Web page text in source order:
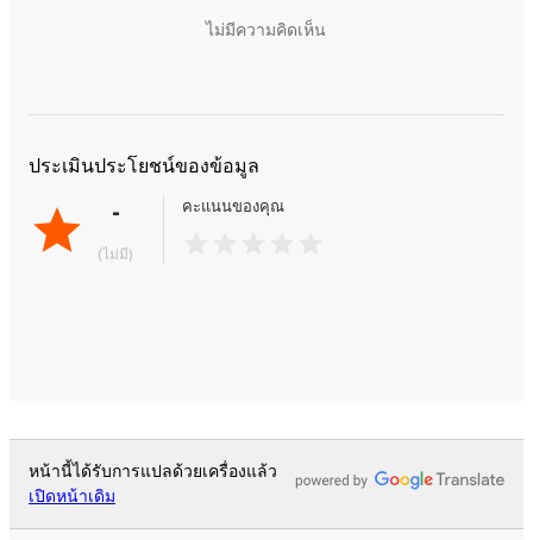
ไม่มีความคิดเห็น
ประเมินประโยชน์ของข้อมูล
-
(ไม่มี)
คะแนนของคุณ
หน้านี้ได้รับการแปลด้วยเครื่องแล้ว
เปิดหน้าเดิม